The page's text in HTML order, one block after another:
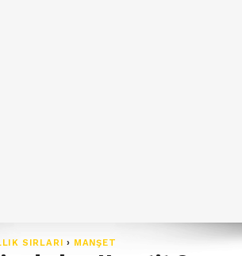
SIRLARI › MANŞET